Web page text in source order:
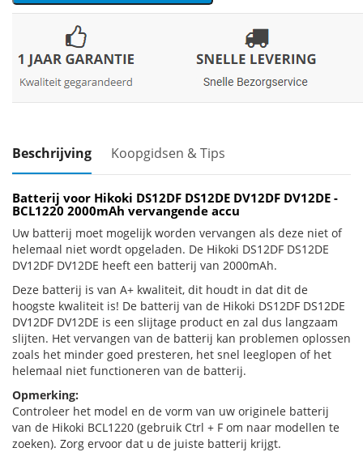
Beschrijving Koopgidsen & Tips
Batterij voor Hikoki DS12DF DS12DE DV12DF DV12DE -
BCL1220 2000mAh vervangende accu
Uw batterij moet mogelijk worden vervangen als deze niet of
helemaal niet wordt opgeladen. De Hikoki DS12DF DS12DE
DV12DF DV12DE heeft een batterij van 2000mAh.
Deze batterij is van A+ kwaliteit, dit houdt in dat dit de
hoogste kwaliteit is! De batterij van de Hikoki DS12DF DS12DE
DV12DF DV12DE is een slijtage product en zal dus langzaam
slijten. Het vervangen van de batterij kan problemen oplossen
zoals het minder goed presteren, het snel leeglopen of het
helemaal niet functioneren van de batterij.
Opmerking:
Controleer het model en de vorm van uw originele batterij
van de Hikoki BCL1220 (gebruik Ctrl + F om naar modellen te
zoeken). Zorg ervoor dat u de juiste batterij krijgt.